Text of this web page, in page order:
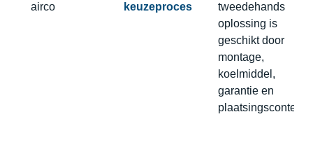
airco
keuzeproces
tweedehands
oplossing is
geschikt door
montage,
koelmiddel,
garantie en
plaatsingscontext.